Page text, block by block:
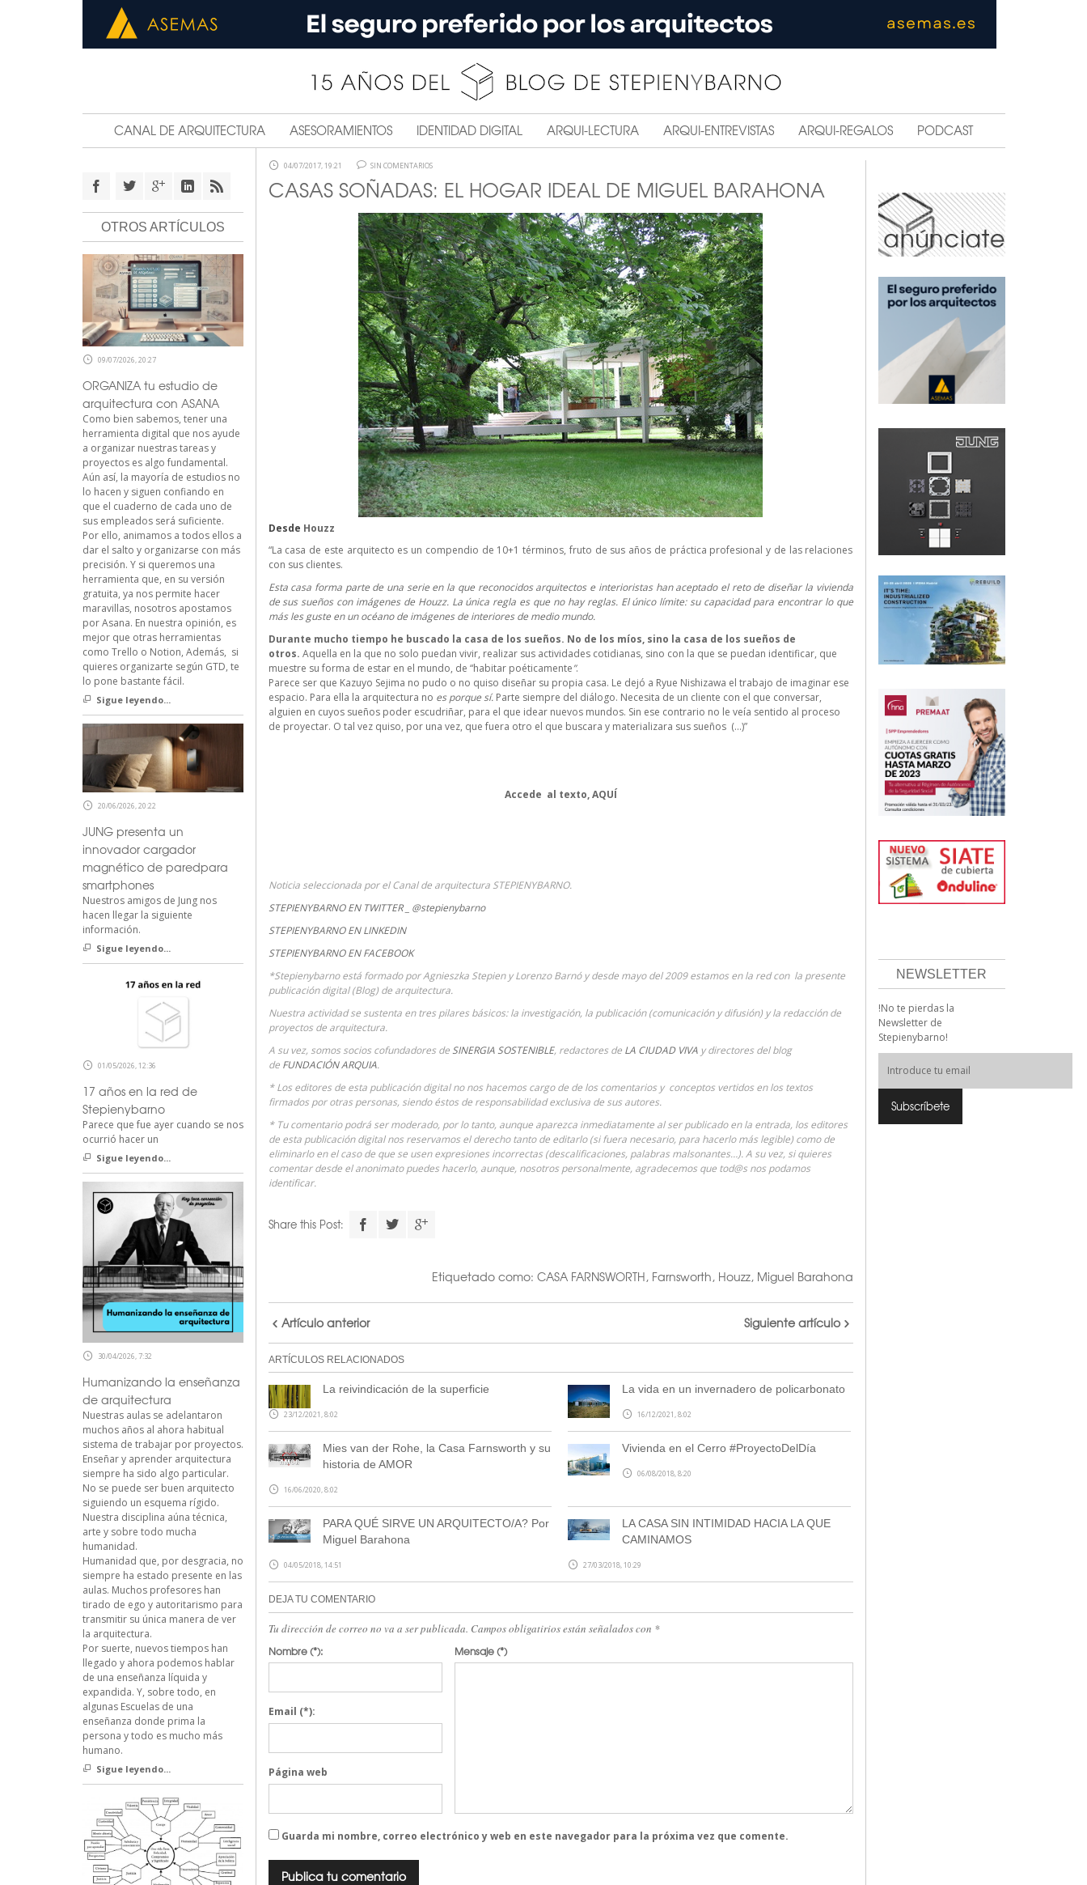
CANAL DE ARQUITECTURA ASESORAMIENTOS IDENTIDAD DIGITAL ARQUI-LECTURA ARQUI-ENTREVISTAS ARQUI-REGALOS PODCAST
04/07/2017, 19:21 SIN COMENTARIOS
CASAS SOÑADAS: EL HOGAR IDEAL DE MIGUEL BARAHONA
Desde Houzz
“La casa de este arquitecto es un compendio de 10+1 términos, fruto de sus años de práctica profesional y de las relaciones
con sus clientes.
Esta casa forma parte de una serie en la que reconocidos arquitectos e interioristas han aceptado el reto de diseñar la vivienda
de sus sueños con imágenes de Houzz. La única regla es que no hay reglas. El único límite: su capacidad para encontrar lo que
más les guste en un océano de imágenes de interiores de medio mundo.
Durante mucho tiempo he buscado la casa de los sueños. No de los míos, sino la casa de los sueños de
otros. Aquella en la que no solo puedan vivir, realizar sus actividades cotidianas, sino con la que se puedan identificar, que
muestre su forma de estar en el mundo, de “habitar poéticamente”.
Parece ser que Kazuyo Sejima no pudo o no quiso diseñar su propia casa. Le dejó a Ryue Nishizawa el trabajo de imaginar ese
espacio. Para ella la arquitectura no es porque sí. Parte siempre del diálogo. Necesita de un cliente con el que conversar,
alguien en cuyos sueños poder escudriñar, para el que idear nuevos mundos. Sin ese contrario no le veía sentido al proceso
de proyectar. O tal vez quiso, por una vez, que fuera otro el que buscara y materializara sus sueños (…)”
Accede al texto,AQUÍ
Noticia seleccionada por el Canal de arquitectura STEPIENYBARNO.
STEPIENYBARNO EN TWITTER _ @stepienybarno
STEPIENYBARNO EN LINKEDIN
STEPIENYBARNO EN FACEBOOK
*Stepienybarno está formado por Agnieszka Stepien y Lorenzo Barnó y desde mayo del 2009 estamos en la red con la presente
publicación digital (Blog) de arquitectura.
Nuestra actividad se sustenta en tres pilares básicos: la investigación, la publicación (comunicación y difusión) y la redacción de
proyectos de arquitectura.
A su vez, somos socios cofundadores de SINERGIA SOSTENIBLE, redactores de LA CIUDAD VIVA y directores del blog
de FUNDACIÓN ARQUIA.
* Los editores de esta publicación digital no nos hacemos cargo de de los comentarios y conceptos vertidos en los textos
firmados por otras personas, siendo éstos de responsabilidad exclusiva de sus autores.
* Tu comentario podrá ser moderado, por lo tanto, aunque aparezca inmediatamente al ser publicado en la entrada, los editores
de esta publicación digital nos reservamos el derecho tanto de editarlo (si fuera necesario, para hacerlo más legible) como de
eliminarlo en el caso de que se usen expresiones incorrectas (descalificaciones, palabras malsonantes…). A su vez, si quieres
comentar desde el anonimato puedes hacerlo, aunque, nosotros personalmente, agradecemos que tod@s nos podamos
identificar.
Share this Post:
Etiquetado como: CASA FARNSWORTH, Farnsworth, Houzz, Miguel Barahona
Artículo anterior Siguiente artículo
ARTÍCULOS RELACIONADOS
La reivindicación de la superficie
23/12/2021, 8:02
La vida en un invernadero de policarbonato
16/12/2021, 8:02
Mies van der Rohe, la Casa Farnsworth y su
historia de AMOR
16/06/2020, 8:02
Vivienda en el Cerro #ProyectoDelDía
06/08/2018, 8:20
PARA QUÉ SIRVE UN ARQUITECTO/A? Por
Miguel Barahona
04/05/2018, 14:51
LA CASA SIN INTIMIDAD HACIA LA QUE
CAMINAMOS
27/03/2018, 10:29
DEJA TU COMENTARIO
Tu dirección de correo no va a ser publicada. Campos obligatirios están señalados con *
Mensaje(*)
Nombre(*):
Email (*):
Página web
Guarda mi nombre, correo electrónico y web en este navegador para la próxima vez que comente.
NEWSLETTER
!No te pierdas la
Newsletter de
Stepienybarno!
OTROS ARTÍCULOS
09/07/2026, 20:27
ORGANIZA tu estudio de
arquitectura con ASANA
Como bien sabemos, tener una
herramienta digital que nos ayude
a organizar nuestras tareas y
proyectos es algo fundamental.
Aún así, la mayoría de estudios no
lo hacen y siguen confiando en
que el cuaderno de cada uno de
sus empleados será suficiente.
Por ello, animamos a todos ellos a
dar el salto y organizarse con más
precisión. Y si queremos una
herramienta que, en su versión
gratuita, ya nos permite hacer
maravillas, nosotros apostamos
por Asana. En nuestra opinión, es
mejor que otras herramientas
como Trello o Notion, Además, si
quieres organizarte según GTD, te
lo pone bastante fácil.
Sigue leyendo...
20/06/2026, 20:22
JUNG presenta un
innovador cargador
magnético de paredpara
smartphones
Nuestros amigos de Jung nos
hacen llegar la siguiente
información.
Sigue leyendo...
01/05/2026, 12:36
17 años en la red de
Stepienybarno
Parece que fue ayer cuando se nos
ocurrió hacer un
Sigue leyendo...
30/04/2026, 7:32
Humanizando la enseñanza
de arquitectura
Nuestras aulas se adelantaron
muchos años al ahora habitual
sistema de trabajar por proyectos.
Enseñar y aprender arquitectura
siempre ha sido algo particular.
No se puede ser buen arquitecto
siguiendo un esquema rígido.
Nuestra disciplina aúna técnica,
arte y sobre todo mucha
humanidad.
Humanidad que, por desgracia, no
siempre ha estado presente en las
aulas. Muchos profesores han
tirado de ego y autoritarismo para
transmitir su única manera de ver
la arquitectura.
Por suerte, nuevos tiempos han
llegado y ahora podemos hablar
de una enseñanza líquida y
expandida. Y, sobre todo, en
algunas Escuelas de una
enseñanza donde prima la
persona y todo es mucho más
humano.
Sigue leyendo...